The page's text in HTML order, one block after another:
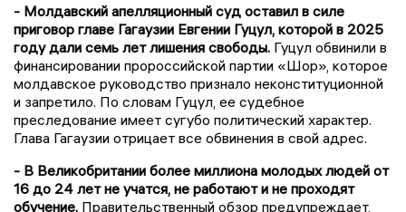
- Молдавский апелляционный суд оставил в силе
приговор главе Гагаузии Евгении Гуцул, которой в 2025
году дали семь лет лишения свободы. Гуцул обвинили в
финансировании пророссийской партии «Шор», которое
молдавское руководство признало неконституционной
и запретило. По словам Гуцул, ее судебное
преследование имеет сугубо политический характер.
Глава Гагаузии отрицает все обвинения в свой адрес.
- В Великобритании более миллиона молодых людей от
16 до 24 лет не учатся, не работают и не проходят
обучение. Правительственный обзор предупреждает,